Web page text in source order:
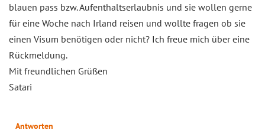
blauen pass bzw. Aufenthaltserlaubnis und sie wollen gerne
für eine Woche nach Irland reisen und wollte fragen ob sie
einen Visum benötigen oder nicht? Ich freue mich über eine
Rückmeldung.
Mit freundlichen Grüßen
Satari
Antworten